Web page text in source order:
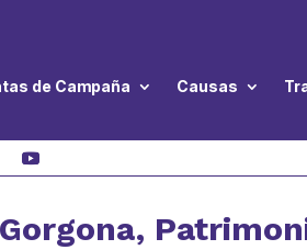
de Campaña Causas